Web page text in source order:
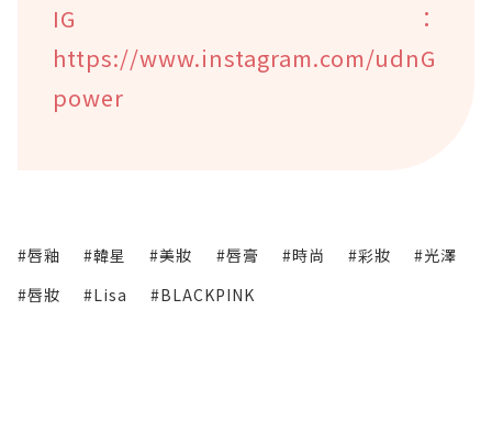
IG：
https://www.instagram.com/udnG
power
#唇釉 #韓星 #美妝 #唇膏 #時尚 #彩妝
#光澤
#唇妝
#Lisa #BLACKPINK